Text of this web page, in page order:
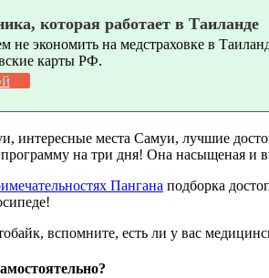
которая работает в Таиланде
не экономить на медстраховке в
карты РФ.
интересные места Самуи, лучшие
на три дня! Она насыщеная и
Пангана подборка
вспомните, есть ли у вас